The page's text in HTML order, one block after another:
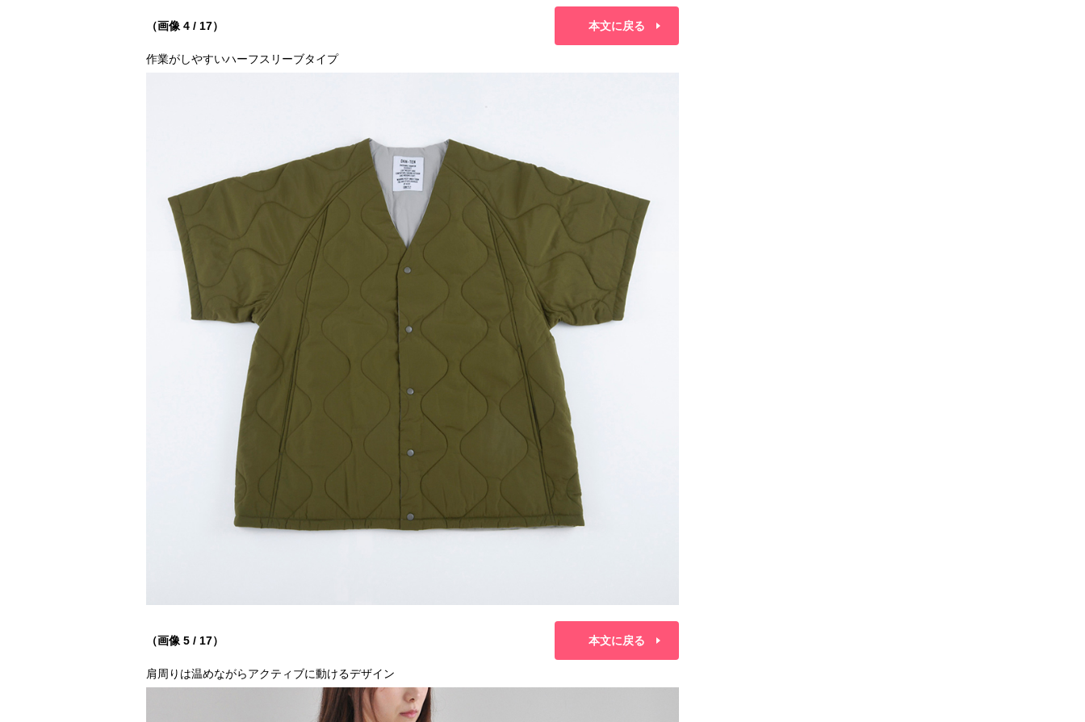
（画像 4 / 17） 本文に戻る
作業がしやすいハーフスリーブタイプ
（画像 5 / 17） 本文に戻る
肩周りは温めながらアクティブに動けるデザイン